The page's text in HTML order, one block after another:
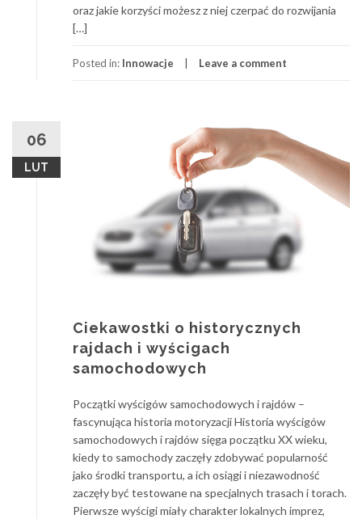
oraz jakie korzyści możesz z niej czerpać do rozwijania
[…]
Posted in: Innowacje Leave a comment
06
LUT
Ciekawostki o historycznych
rajdach i wyścigach
samochodowych
Początki wyścigów samochodowych i rajdów –
fascynująca historia motoryzacji Historia wyścigów
samochodowych i rajdów sięga początku XX wieku,
kiedy to samochody zaczęły zdobywać popularność
jako środki transportu, a ich osiągi i niezawodność
zaczęły być testowane na specjalnych trasach i torach.
Pierwsze wyścigi miały charakter lokalnych imprez,